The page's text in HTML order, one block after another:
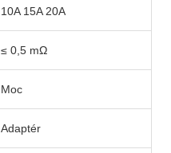
10A 15A 20A
≤ 0,5 mΩ
Moc
Adaptér